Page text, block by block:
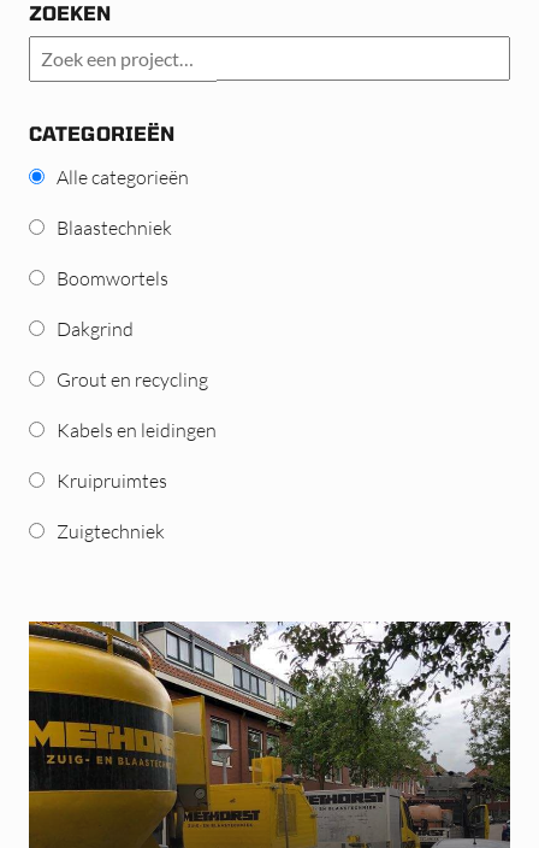
ZOEKEN
CATEGORIEËN
Alle categorieën
Blaastechniek
Boomwortels
Dakgrind
Grout en recycling
Kabels en leidingen
Kruipruimtes
Zuigtechniek